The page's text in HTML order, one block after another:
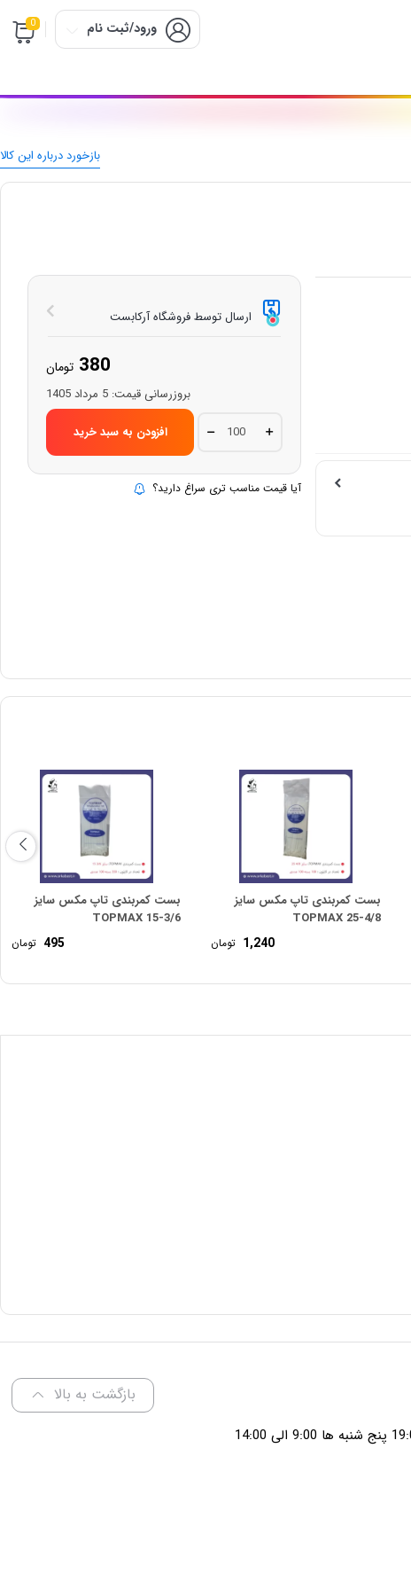
ورود/ثبت نام 0
بازخورد درباره این کالا
ارسال توسط فروشگاه آرکابست
380 تومان
بروزرسانی قیمت: 5 مرداد 1405
بست
کمربندی
مکس
سایز
افزودن به سبد خرید
آیا قیمت مناسب تری سراغ دارید؟
بست کمربندی تاپ مکس سایز
4/8-25 TOPMAX
1,240 تومان
بست کمربندی تاپ مکس سایز
3/6-15 TOPMAX
495 تومان
بازگشت به بالا